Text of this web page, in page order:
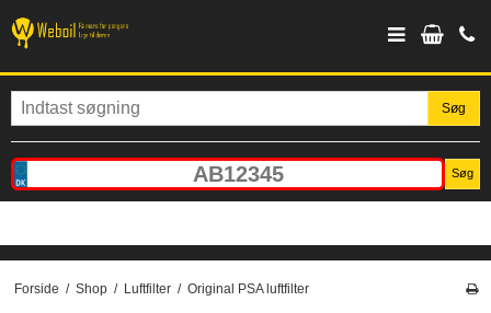
Søg
Søg
Forside / Shop / Luftfilter / Original PSA luftfilter